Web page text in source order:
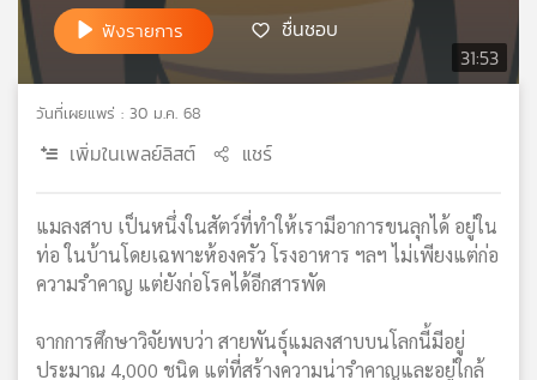
แผนที่
วิทยุ
เครือ
31:53
ฟังรายการ ชื่นชอบ
วันที่เผยแพร่ : 30 ม.ค. 68
เพิ่มในเพลย์ลิสต์ แชร์
แมลงสาบ เป็นหนึ่งในสัตว์ที่ทำให้เรามีอาการขนลุกได้ อยู่ใน
ท่อ ในบ้านโดยเฉพาะห้องครัว โรงอาหาร ฯลฯ ไม่เพียงแต่ก่อ
ความรำคาญ แต่ยังก่อโรคได้อีกสารพัด
จากการศึกษาวิจัยพบว่า สายพันธุ์แมลงสาบบนโลกนี้มีอยู่
ประมาณ 4,000 ชนิด แต่ที่สร้างความน่ารำคาญและอยู่ใกล้